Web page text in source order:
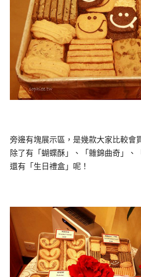
旁邊有塊展示區，是幾款大家比較會
除了有「蝴蝶酥」、「雜錦曲奇」、
還有「生日禮盒」呢！